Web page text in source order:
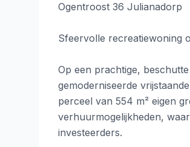
Ogentroost 36 Julianadorp
Sfeervolle recreatiewoning
Op een prachtige,
gemoderniseerde
perceel van 554 m² eigen
verhuurmogelijkheden,
investeerders.